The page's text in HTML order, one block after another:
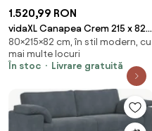
1.520,99 RON
vidaXL Canapea Crem 215 x 82 x
80 cm țesătură
80×215×82 cm, în stil modern, cu
mai multe locuri
În stoc
Livrare gratuită